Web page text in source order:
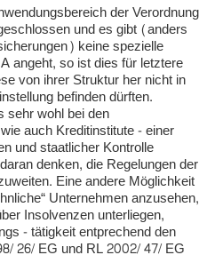
der Verordnung
und es gibt (anders
keine spezielle
angeht, so ist dies für letztere
von ihrer Struktur her nicht in
befinden dürften.
sehr wohl bei den
auch Kreditinstitute - einer
und staatlicher Kontrolle
denken, die Regelungen der
Eine andere Möglichkeit
Unternehmen anzusehen,
Insolvenzen unterliegen,
- tätigkeit entprechend den
26/ EG und RL 2002/ 47/ EG